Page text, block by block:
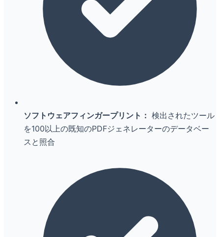
ソフトウェアフィンガープリント： 検出されたツール
を100以上の既知のPDFジェネレーターのデータベー
スと照合